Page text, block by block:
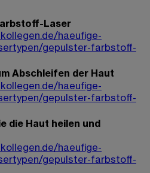
Laser
haeufige-
gepulster-farbstoff-
Abschleifen der Haut
haeufige-
gepulster-farbstoff-
die Haut heilen und
haeufige-
gepulster-farbstoff-